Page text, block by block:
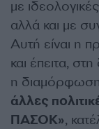
με
αλλά και με
Αυτή είναι η
και έπειτα,
η
άλλες
ΠΑΣΟΚ»,